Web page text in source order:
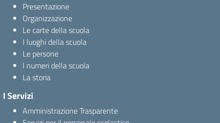
Presentazione
Organizzazione
Le carte della scuola
I luoghi della scuola
Le persone
I numeri della scuola
La storia
I Servizi
Amministrazione Trasparente